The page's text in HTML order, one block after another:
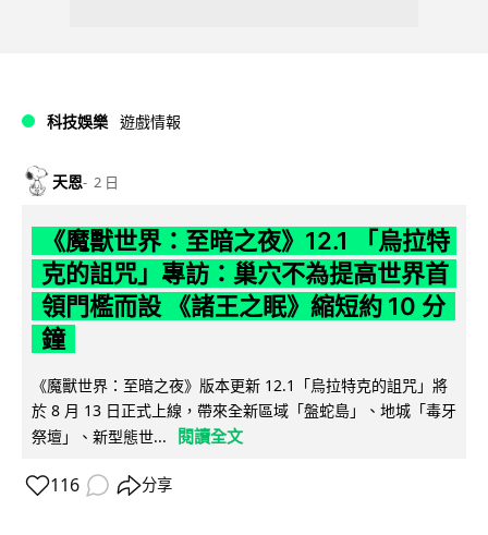
科技娛樂 遊戲情報
天恩 2 日
《魔獸世界：至暗之夜》12.1 「烏拉特
克的詛咒」專訪：巢穴不為提高世界首
領門檻而設 《諸王之眠》縮短約 10 分
鐘
《魔獸世界：至暗之夜》版本更新 12.1「烏拉特克的詛咒」將
於 8 月 13 日正式上線，帶來全新區域「盤蛇島」、地城「毒牙
祭壇」、新型態世...
閱讀全文
116 分享